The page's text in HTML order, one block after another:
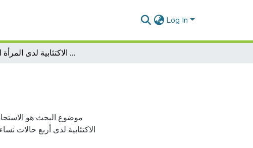
Log In
الاستجابة الاكتئابية لدى المرأة النافس
موضوع البحث هو
الاكتئابية لدى أربع حالات